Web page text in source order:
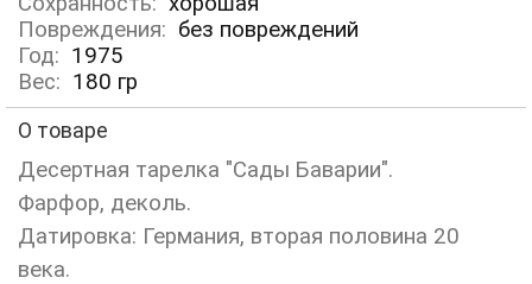
Повреждения: без повреждений
Год: 1975
Вес: 180 гр
О товаре
Десертная тарелка "Сады Баварии".
Фарфор, деколь.
Датировка: Германия, вторая половина 20
века.